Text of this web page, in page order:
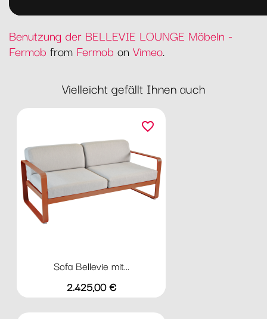
Benutzung der BELLEVIE LOUNGE Möbeln -
Fermob from Fermob on Vimeo.
Vielleicht gefällt Ihnen auch
Sofa Bellevie mit...
Preis
2.425,00 €
favorite_border